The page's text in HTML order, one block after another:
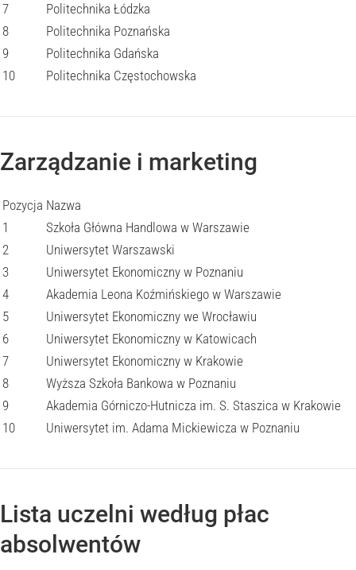
7
Politechnika Łódzka
8
Politechnika Poznańska
9
Politechnika Gdańska
10
Politechnika Częstochowska
Zarządzanie i marketing
Pozycja Nazwa
1
Szkoła Główna Handlowa w Warszawie
2
Uniwersytet Warszawski
3
Uniwersytet Ekonomiczny w Poznaniu
4
Akademia Leona Koźmińskiego w Warszawie
5
Uniwersytet Ekonomiczny we Wrocławiu
6
Uniwersytet Ekonomiczny w Katowicach
7
Uniwersytet Ekonomiczny w Krakowie
8
Wyższa Szkoła Bankowa w Poznaniu
9
Akademia Górniczo-Hutnicza im. S. Staszica w Krakowie
10
Uniwersytet im. Adama Mickiewicza w Poznaniu
Lista uczelni według płac
absolwentów